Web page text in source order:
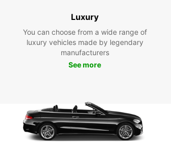
Luxury
You can choose from a wide range of
luxury vehicles made by legendary
manufacturers
See more